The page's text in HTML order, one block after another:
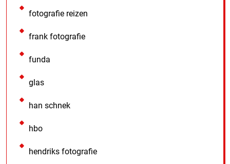
fotografie reizen
frank fotografie
funda
glas
han schnek
hbo
hendriks fotografie